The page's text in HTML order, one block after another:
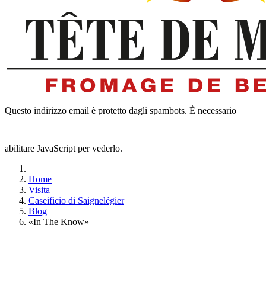
Questo indirizzo email è protetto dagli spambots. È necessario
abilitare JavaScript per vederlo.
Home
Visita
Caseificio di Saignelégier
Blog
«In The Know»